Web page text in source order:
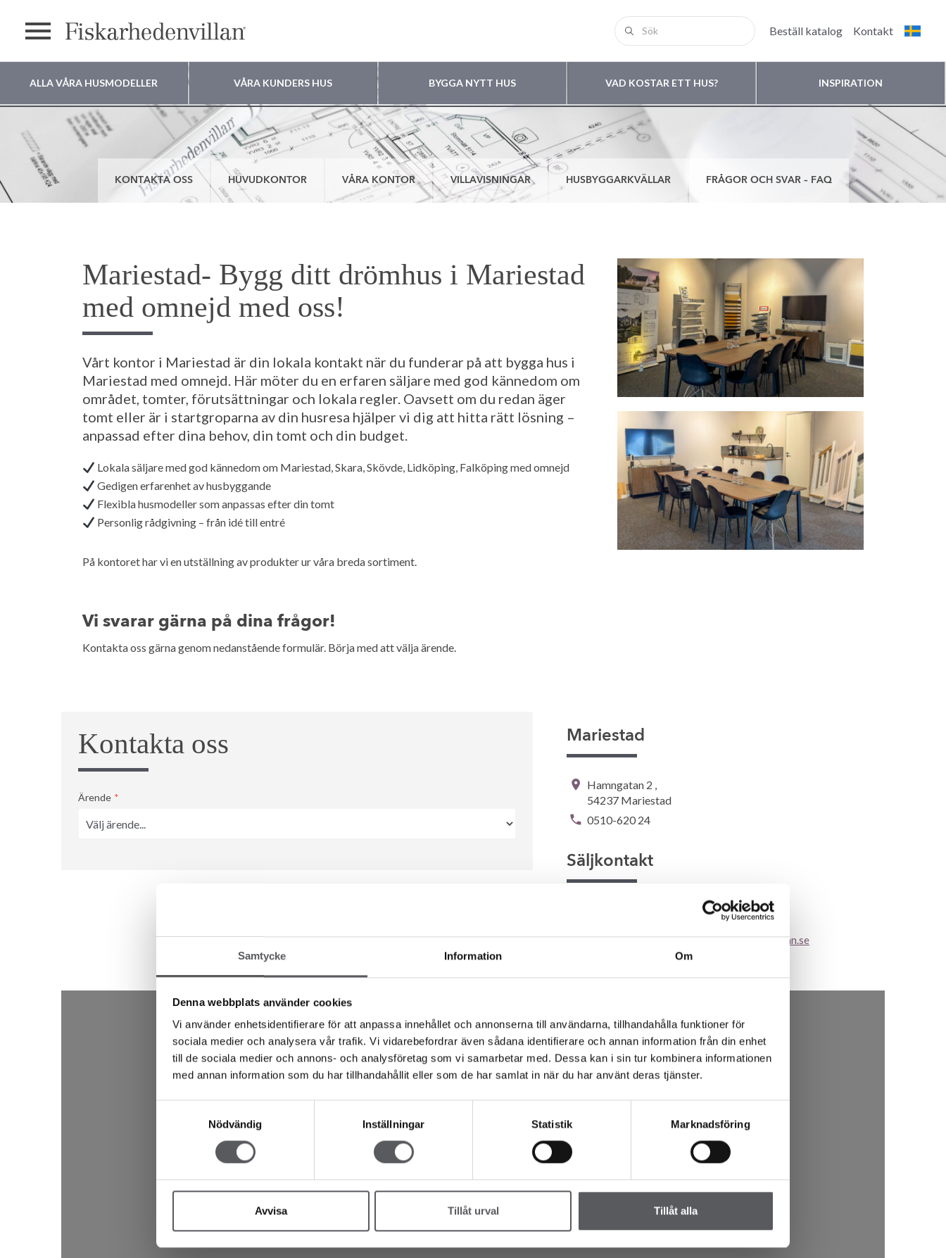
Samtycke Information Om
Denna webbplats använder cookies
Vi använder enhetsidentifierare för att anpassa innehållet och annonserna till användarna, tillhandahålla funktioner för
sociala medier och analysera vår trafik. Vi vidarebefordrar även sådana identifierare och annan information från din enhet
till de sociala medier och annons- och analysföretag som vi samarbetar med. Dessa kan i sin tur kombinera informationen
med annan information som du har tillhandahållit eller som de har samlat in när du har använt deras tjänster.
Nödvändig
Inställningar Statistik Marknadsföring
Avvisa Tillåt urval Tillåt alla
Beställ katalog Kontakt
ALLA VÅRA HUSMODELLER VÅRA KUNDERS HUS BYGGA NYTT HUS VAD KOSTAR ETT HUS? INSPIRATION
Var vill du bygga
ditt hus?
KONTAKTA OSS HUVUDKONTOR VÅRA KONTOR VILLAVISNINGAR HUSBYGGARKVÄLLAR FRÅGOR OCH SVAR – FAQ
Mariestad- Bygg ditt drömhus i Mariestad
med omnejd med oss!
Vårt kontor i Mariestad är din lokala kontakt när du funderar på att bygga hus i
Mariestad med omnejd. Här möter du en erfaren säljare med god kännedom om
området, tomter, förutsättningar och lokala regler. Oavsett om du redan äger
tomt eller är i startgroparna av din husresa hjälper vi dig att hitta rätt lösning –
anpassad efter dina behov, din tomt och din budget.
Lokala säljare med god kännedom om Mariestad, Skara, Skövde, Lidköping, Falköping med omnejd
Gedigen erfarenhet av husbyggande
Flexibla husmodeller som anpassas efter din tomt
Personlig rådgivning – från idé till entré
På kontoret har vi en utställning av produkter ur våra breda sortiment.
Vi svarar gärna på dina frågor!
Kontakta oss gärna genom nedanstående formulär. Börja med att välja ärende.
Kontakta oss
Ärende *
Mariestad
Hamngatan 2 ,
54237 Mariestad
0510-620 24
Säljkontakt
Rasmus Ericsson
rasmus.ericsson@fiskarhedenvillan.se